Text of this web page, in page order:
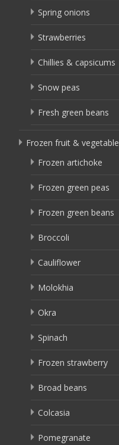
Spring onions
Strawberries
Chillies & capsicums
Snow peas
Fresh green beans
Frozen fruit & vegetable
Frozen artichoke
Frozen green peas
Frozen green beans
Broccoli
Cauliflower
Molokhia
Okra
Spinach
Frozen strawberry
Broad beans
Colcasia
Pomegranate